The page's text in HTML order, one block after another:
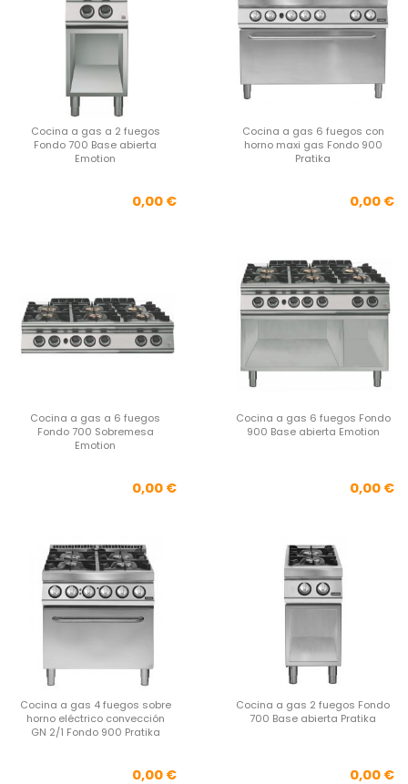
Cocina a gas a 2 fuegos
Fondo 700 Base abierta
Emotion
Precio
0,00 €
Cocina a gas 6 fuegos con
horno maxi gas Fondo 900
Pratika
0,00 €
Cocina a gas a 6 fuegos
Fondo 700 Sobremesa
Emotion
Precio
0,00 €
Cocina a gas 6 fuegos Fondo
900 Base abierta Emotion
0,00 €
Cocina a gas 4 fuegos sobre
horno eléctrico convección
GN 2/1 Fondo 900 Pratika
Precio
0,00 €
Cocina a gas 2 fuegos Fondo
700 Base abierta Pratika
0,00 €